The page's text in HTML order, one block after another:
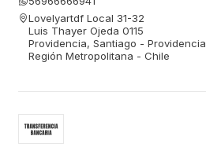
Lovelyartdf Local 31-32
Luis Thayer Ojeda 0115
Providencia, Santiago - Providencia
Región Metropolitana - Chile